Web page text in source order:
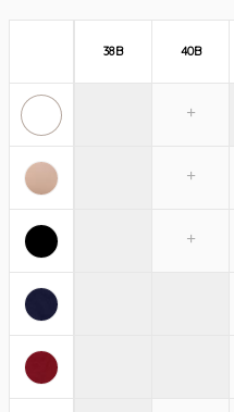
38B 40B